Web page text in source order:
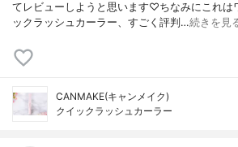
てレビューしようと思います♡ちなみにこれは
ックラッシュカーラー、すごく評判…続きを見
CANMAKE(キャンメイク)
クイックラッシュカーラー